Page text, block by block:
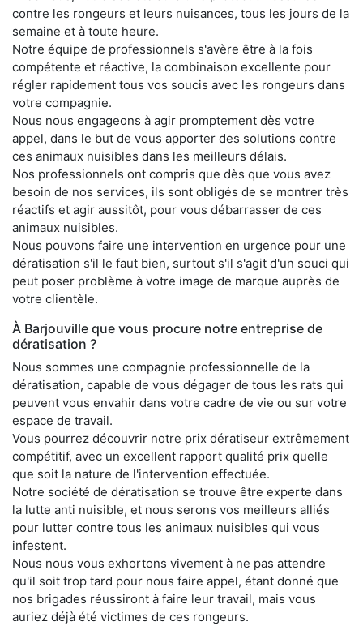
contre les rongeurs et leurs nuisances, tous les jours de la
semaine et à toute heure.
Notre équipe de professionnels s'avère être à la fois
compétente et réactive, la combinaison excellente pour
régler rapidement tous vos soucis avec les rongeurs dans
votre compagnie.
Nous nous engageons à agir promptement dès votre
appel, dans le but de vous apporter des solutions contre
ces animaux nuisibles dans les meilleurs délais.
Nos professionnels ont compris que dès que vous avez
besoin de nos services, ils sont obligés de se montrer très
réactifs et agir aussitôt, pour vous débarrasser de ces
animaux nuisibles.
Nous pouvons faire une intervention en urgence pour une
dératisation s'il le faut bien, surtout s'il s'agit d'un souci qui
peut poser problème à votre image de marque auprès de
votre clientèle.
À Barjouville que vous procure notre entreprise de
dératisation ?
Nous sommes une compagnie professionnelle de la
dératisation, capable de vous dégager de tous les rats qui
peuvent vous envahir dans votre cadre de vie ou sur votre
espace de travail.
Vous pourrez découvrir notre prix dératiseur extrêmement
compétitif, avec un excellent rapport qualité prix quelle
que soit la nature de l'intervention effectuée.
Notre société de dératisation se trouve être experte dans
la lutte anti nuisible, et nous serons vos meilleurs alliés
pour lutter contre tous les animaux nuisibles qui vous
infestent.
Nous nous vous exhortons vivement à ne pas attendre
qu'il soit trop tard pour nous faire appel, étant donné que
nos brigades réussiront à faire leur travail, mais vous
auriez déjà été victimes de ces rongeurs.